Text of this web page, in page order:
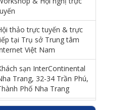
thảo trực tuyến & trực
tại Trụ sở Trung tâm
Việt Nam
sạn InterContinental
Trang, 32-34 Trần Phú,
Phố Nha Trang
Danang Beach